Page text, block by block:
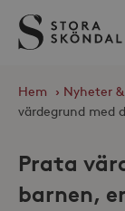
Stora
Sköndal
Hem › Nyheter
värdegrund med
Prata
barnen,